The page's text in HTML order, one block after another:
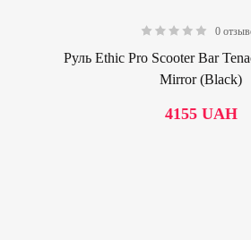
0
Руль Ethic Pro Scooter Bar
Mirror (Black)
4155 UAH